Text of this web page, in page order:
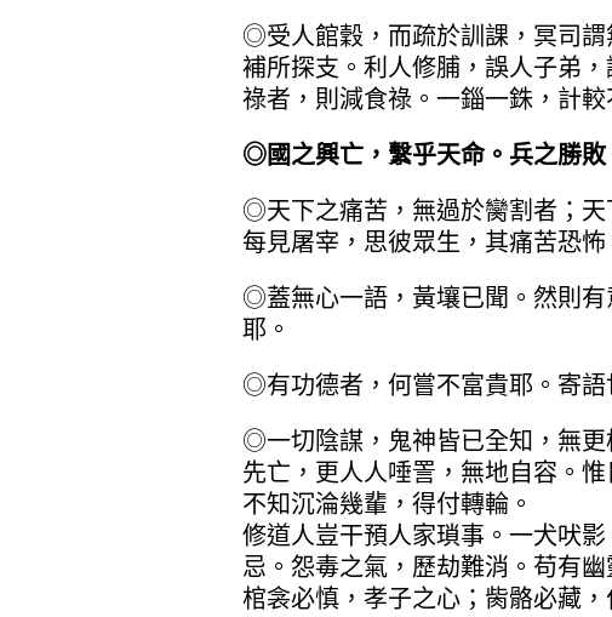
◎受人館穀，而疏於訓課，冥司謂
補所探支。利人修脯，誤人子弟
祿者，則減食祿。一錙一銖，計較
◎國之興亡，繫乎天命。兵之勝敗
◎天下之痛苦，無過於臠割者；天
每見屠宰，思彼眾生，其痛苦恐怖
◎蓋無心一語，黃壤已聞。然則
耶。
◎有功德者，何嘗不富貴耶。寄語
◎一切陰謀，鬼神皆已全知，無
先亡，更人人唾詈，無地自容。
不知沉淪幾輩，得付轉輪。
修道人豈干預人家瑣事。一犬吠
忌。怨毒之氣，歷劫難消。苟有幽
棺衾必慎，孝子之心；胔骼必藏，